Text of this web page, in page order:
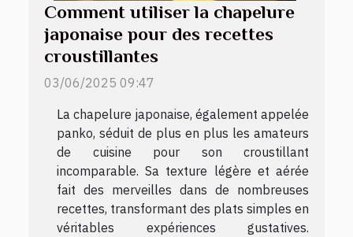
Comment utiliser la chapelure
japonaise pour des recettes
croustillantes
03/06/2025 09:47
La chapelure japonaise, également appelée
panko, séduit de plus en plus les amateurs
de cuisine pour son croustillant
incomparable. Sa texture légère et aérée
fait des merveilles dans de nombreuses
recettes, transformant des plats simples en
véritables expériences gustatives.